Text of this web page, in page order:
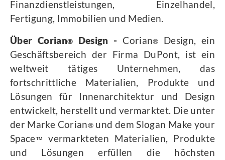
Finanzdienstleistungen, Einzelhandel,
Fertigung, Immobilien und Medien.
Über Corian® Design - Corian®
Design, ein
Geschäftsbereich der Firma DuPont, ist ein
weltweit tätiges Unternehmen, das
fortschrittliche Materialien, Produkte und
Lösungen für Innenarchitektur und Design
entwickelt, herstellt und vermarktet. Die unter
der Marke Corian®und dem Slogan Make your
Space™
vermarkteten Materialien, Produkte
und Lösungen erfüllen die höchsten